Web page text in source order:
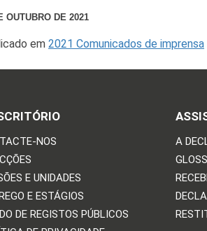
OUTUBRO DE 2021
em 2021 Comunicados de imprensa
NOS
E UNIDADES
E ESTÁGIOS
DE REGISTOS PÚBLICOS
A